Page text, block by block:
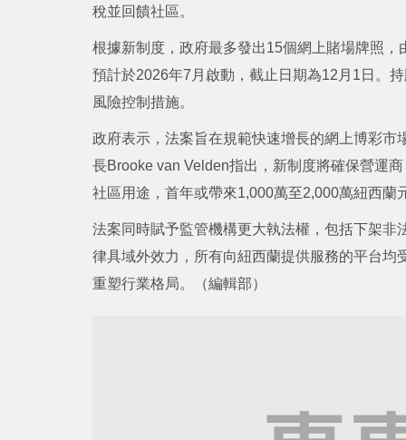
稅並回饋社區。
根據新制度，政府最多發出15個網上賭場牌照
預計於2026年7月啟動，截止日期為12月1日。
風險控制措施。
政府表示，法案旨在規範快速增長的網上博彩
長Brooke van Velden指出，新制度將確保營運
社區用途，首年或帶來1,000萬至2,000萬紐西蘭
法案同時賦予監管機構更大執法權，包括下架
律具域外效力，所有向紐西蘭提供服務的平台
重塑行業格局。（編輯部）